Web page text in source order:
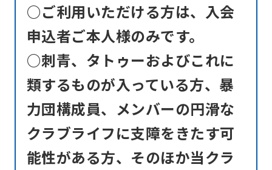
○ご利用いただける方は、入会
申込者ご本人様のみです。
○刺青、タトゥーおよびこれに
類するものが入っている方、暴
力団構成員、メンバーの円滑な
クラブライフに支障をきたす可
能性がある方、そのほか当クラ